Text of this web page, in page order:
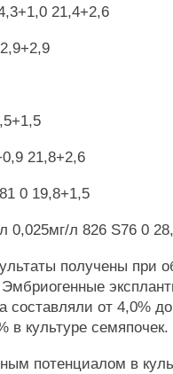
21,4+2,6
21,8+2,6
0 19,8+1,5
0,025мг/л 826 S76 0
получены при
составляли от 4,0%
в культуре семяпочек.
потенциалом в